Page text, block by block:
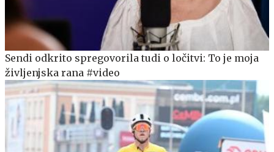
Sendi odkrito spregovorila tudi o ločitvi: To je moja
življenjska rana #video